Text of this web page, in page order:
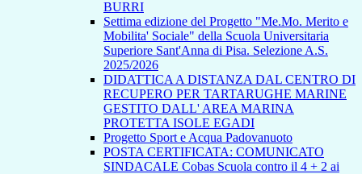
BURRI
Settima edizione del Progetto "Me.Mo. Merito e
Mobilita' Sociale" della Scuola Universitaria
Superiore Sant'Anna di Pisa. Selezione A.S.
2025/2026
DIDATTICA A DISTANZA DAL CENTRO DI
RECUPERO PER TARTARUGHE MARINE
GESTITO DALL' AREA MARINA
PROTETTA ISOLE EGADI
Progetto Sport e Acqua Padovanuoto
POSTA CERTIFICATA: COMUNICATO
SINDACALE Cobas Scuola contro il 4 + 2 ai